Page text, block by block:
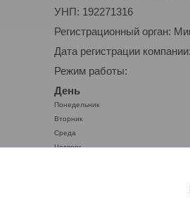
УНП: 192271316
Регистрационный орган:
Дата регистрации
Режим работы:
День
Понедельник
Вторник
Среда
Четверг